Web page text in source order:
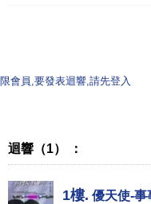
限會員,要發表迴響,請先登入
迴響（1） ：
1樓. 優天使-事